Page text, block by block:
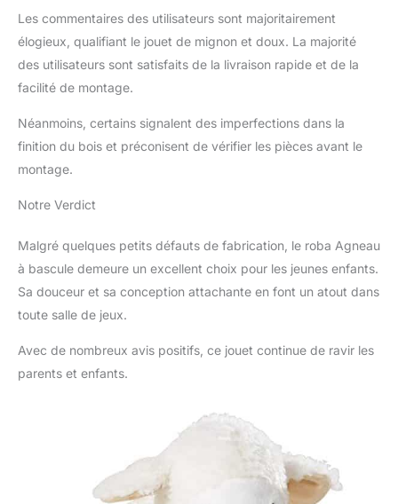
Les commentaires des utilisateurs sont majoritairement
élogieux, qualifiant le jouet de mignon et doux. La majorité
des utilisateurs sont satisfaits de la livraison rapide et de la
facilité de montage.
Néanmoins, certains signalent des imperfections dans la
finition du bois et préconisent de vérifier les pièces avant le
montage.
Notre Verdict
Malgré quelques petits défauts de fabrication, le roba Agneau
à bascule demeure un excellent choix pour les jeunes enfants.
Sa douceur et sa conception attachante en font un atout dans
toute salle de jeux.
Avec de nombreux avis positifs, ce jouet continue de ravir les
parents et enfants.